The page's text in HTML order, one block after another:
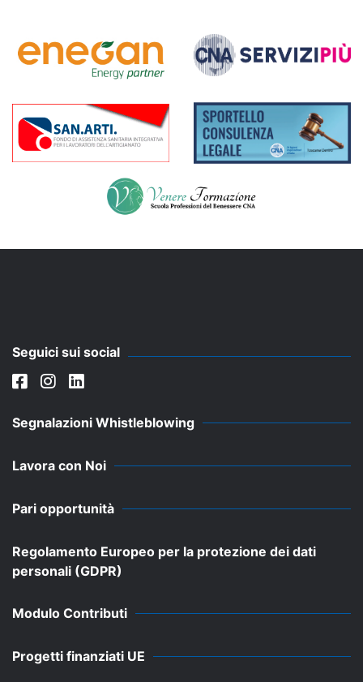
Seguici sui social
Segnalazioni Whistleblowing
Lavora con Noi
Pari opportunità
Regolamento Europeo per la protezione dei dati
personali (GDPR)
Modulo Contributi
Progetti finanziati UE